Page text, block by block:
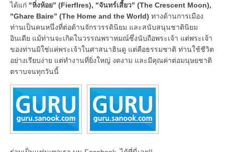
ได้แก่ "หิ่งห้อย” (Fierflres), "จันทร์เสี้ยว” (The Crescent Moon),
"Ghare Baire” (The Home and the World) ทางด้านการเมือง
ท่านเป็นคนหนึ่งที่ต่อต้านจักรวรรดินิยม และสนับสนุนชาตินิยม
อินเดีย แม้ท่านจะเกิดในวรรณพราหมณ์ซึ่งนับถือพระเจ้า แต่พระเจ้า
ของท่านมิใช่แค่พระเจ้าในศาสนาฮินดู แต่คือธรรมชาติ ท่านใช้ชีวิต
อย่างเรียบง่าย แต่ทำงานที่ยิ่งใหญ่ งดงาม และมีคุณค่าต่อมนุษยชาติ
ตราบจนทุกวันนี้